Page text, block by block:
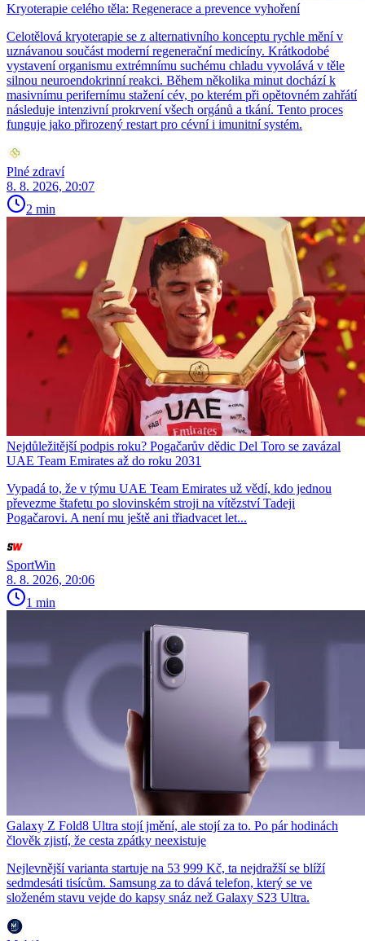
Kryoterapie celého těla: Regenerace a prevence vyhoření
Celotělová kryoterapie se z alternativního konceptu rychle mění v
uznávanou součást moderní regenerační medicíny. Krátkodobé
vystavení organismu extrémnímu suchému chladu vyvolává v těle
silnou neuroendokrinní reakci. Během několika minut dochází k
masivnímu perifernímu stažení cév, po kterém při opětovném zahřátí
následuje intenzivní prokrvení všech orgánů a tkání. Tento proces
funguje jako přirozený restart pro cévní i imunitní systém.
Plné zdraví
8. 8. 2026, 20:07
2 min
Nejdůležitější podpis roku? Pogačarův dědic Del Toro se zavázal
UAE Team Emirates až do roku 2031
Vypadá to, že v týmu UAE Team Emirates už vědí, kdo jednou
převezme štafetu po slovinském stroji na vítězství Tadeji
Pogačarovi. A není mu ještě ani třiadvacet let...
SportWin
8. 8. 2026, 20:06
1 min
Galaxy Z Fold8 Ultra stojí jmění, ale stojí za to. Po pár hodinách
člověk zjistí, že cesta zpátky neexistuje
Nejlevnější varianta startuje na 53 999 Kč, ta nejdražší se blíží
sedmdesáti tisícům. Samsung za to dává telefon, který se ve
složeném stavu vejde do kapsy snáz než Galaxy S23 Ultra.